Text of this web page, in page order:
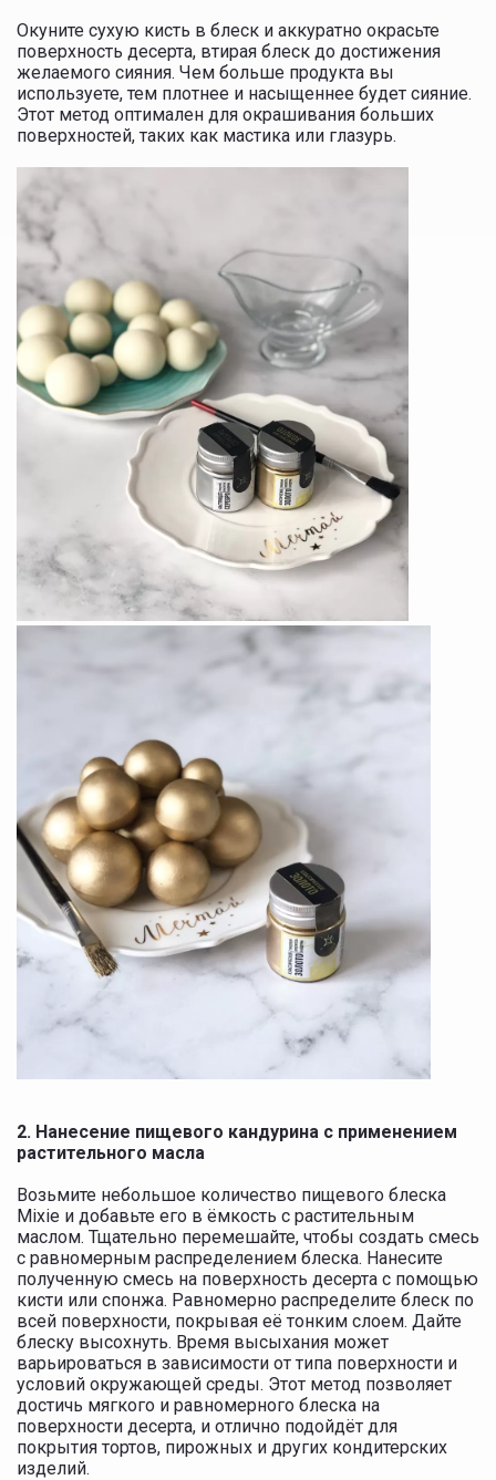
Окуните сухую кисть в блеск и аккуратно окрасьте
поверхность десерта, втирая блеск до достижения
желаемого сияния. Чем больше продукта вы
используете, тем плотнее и насыщеннее будет сияние.
Этот метод оптимален для окрашивания больших
поверхностей, таких как мастика или глазурь.
2. Нанесение пищевого кандурина с применением
растительного масла
Возьмите небольшое количество пищевого блеска
Mixie и добавьте его в ёмкость с растительным
маслом. Тщательно перемешайте, чтобы создать смесь
с равномерным распределением блеска. Нанесите
полученную смесь на поверхность десерта с помощью
кисти или спонжа. Равномерно распределите блеск по
всей поверхности, покрывая её тонким слоем. Дайте
блеску высохнуть. Время высыхания может
варьироваться в зависимости от типа поверхности и
условий окружающей среды. Этот метод позволяет
достичь мягкого и равномерного блеска на
поверхности десерта, и отлично подойдëт для
покрытия тортов, пирожных и других кондитерских
изделий.